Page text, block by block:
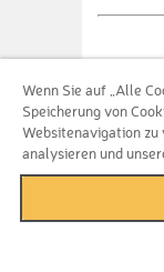
Wenn Sie auf „Alle
Speicherung von
Websitenavigation zu
analysieren und